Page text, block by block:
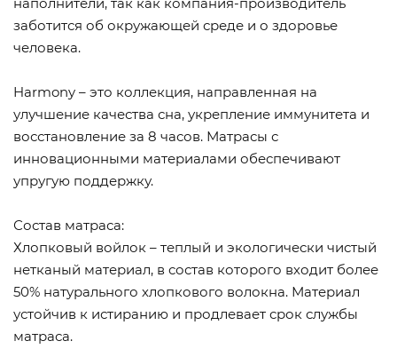
заботится об окружающей среде и о здоровье
человека.
Harmony – это коллекция, направленная на
улучшение качества сна, укрепление иммунитета и
восстановление за 8 часов. Матрасы с
инновационными материалами обеспечивают
упругую поддержку.
Состав матраса:
Хлопковый войлок – теплый и экологически чистый
нетканый материал, в состав которого входит более
50% натурального хлопкового волокна. Материал
устойчив к истиранию и продлевает срок службы
матраса.